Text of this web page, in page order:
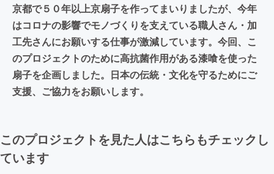
京都で５０年以上京扇子を作ってまいりましたが、今年
はコロナの影響でモノづくりを支えている職人さん・加
工先さんにお願いする仕事が激減しています。今回、こ
のプロジェクトのために高抗菌作用がある漆喰を使った
扇子を企画しました。日本の伝統・文化を守るためにご
支援、ご協力をお願いします。
このプロジェクトを見た人はこちらもチェックし
ています